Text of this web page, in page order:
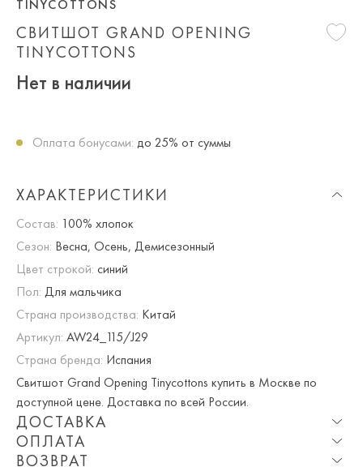
СВИТШОТ GRAND OPENING
TINYCOTTONS
TINYCOTTONS
Нет в наличии
Оплата бонусами: до 25% от суммы
ХАРАКТЕРИСТИКИ
Состав: 100% хлопок
Сезон: Весна, Осень, Демисезонный
Цвет строкой: синий
Пол: Для мальчика
Страна производства: Китай
Артикул: AW24_115/J29
Страна бренда: Испания
Свитшот Grand Opening Tinycottons купить в Москве по
доступной цене. Доставка по всей России.
ДОСТАВКА
Опция частичная доставка и примерка доступна для
ОПЛАТА
ВОЗВРАТ